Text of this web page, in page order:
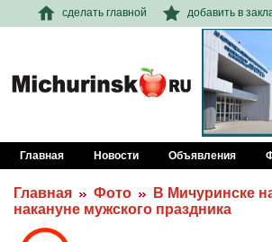
сделать главной добавить в
Главная Новости Объявления
Главная Фото
В Мичуринске
накануне мужского праздника